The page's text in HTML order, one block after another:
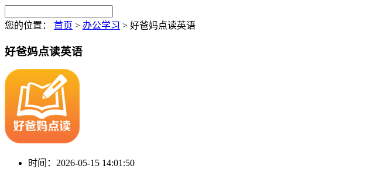
您的位置： 首页 > 办公学习 > 好爸妈点读英语
好爸妈点读英语
时间： 2026-05-15 14:01:50